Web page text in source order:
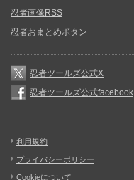
忍者画像RSS
忍者おまとめボタン
忍者ツールズ公式X
忍者ツールズ公式facebook
利用規約
プライバシーポリシー
Cookieについて